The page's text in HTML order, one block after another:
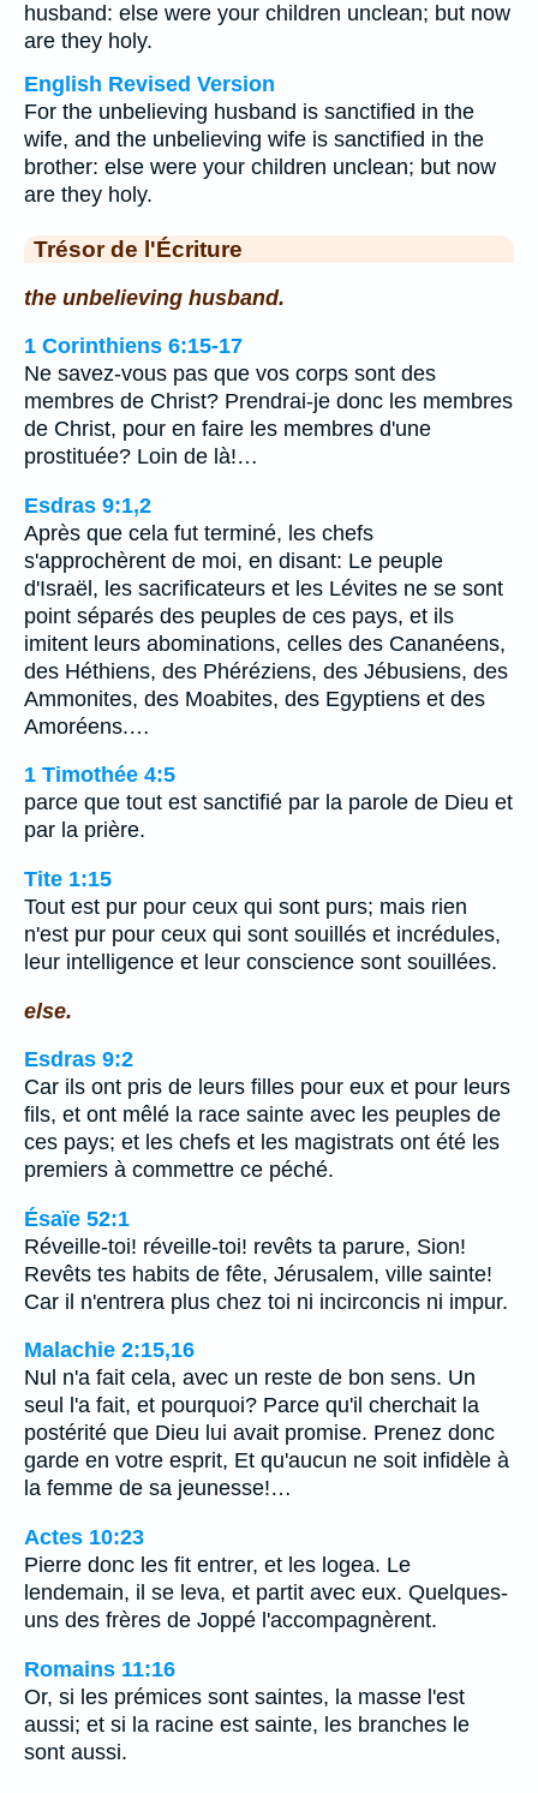
husband: else were your children unclean; but now
are they holy.
English Revised Version
For the unbelieving husband is sanctified in the
wife, and the unbelieving wife is sanctified in the
brother: else were your children unclean; but now
are they holy.
Trésor de l'Écriture
the unbelieving husband.
1 Corinthiens 6:15-17
Ne savez-vous pas que vos corps sont des
membres de Christ? Prendrai-je donc les membres
de Christ, pour en faire les membres d'une
prostituée? Loin de là!…
Esdras 9:1,2
Après que cela fut terminé, les chefs
s'approchèrent de moi, en disant: Le peuple
d'Israël, les sacrificateurs et les Lévites ne se sont
point séparés des peuples de ces pays, et ils
imitent leurs abominations, celles des Cananéens,
des Héthiens, des Phéréziens, des Jébusiens, des
Ammonites, des Moabites, des Egyptiens et des
Amoréens.…
1 Timothée 4:5
parce que tout est sanctifié par la parole de Dieu et
par la prière.
Tite 1:15
Tout est pur pour ceux qui sont purs; mais rien
n'est pur pour ceux qui sont souillés et incrédules,
leur intelligence et leur conscience sont souillées.
else.
Esdras 9:2
Car ils ont pris de leurs filles pour eux et pour leurs
fils, et ont mêlé la race sainte avec les peuples de
ces pays; et les chefs et les magistrats ont été les
premiers à commettre ce péché.
Ésaïe 52:1
Réveille-toi! réveille-toi! revêts ta parure, Sion!
Revêts tes habits de fête, Jérusalem, ville sainte!
Car il n'entrera plus chez toi ni incirconcis ni impur.
Malachie 2:15,16
Nul n'a fait cela, avec un reste de bon sens. Un
seul l'a fait, et pourquoi? Parce qu'il cherchait la
postérité que Dieu lui avait promise. Prenez donc
garde en votre esprit, Et qu'aucun ne soit infidèle à
la femme de sa jeunesse!…
Actes 10:23
Pierre donc les fit entrer, et les logea. Le
lendemain, il se leva, et partit avec eux. Quelques-
uns des frères de Joppé l'accompagnèrent.
Romains 11:16
Or, si les prémices sont saintes, la masse l'est
aussi; et si la racine est sainte, les branches le
sont aussi.